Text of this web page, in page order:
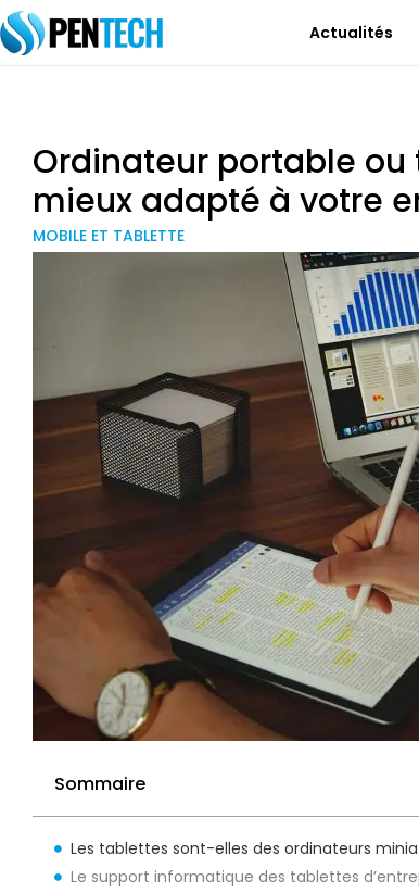
Actualités
Ordinateur portable ou
mieux adapté à votre
MOBILE ET TABLETTE
Sommaire
Les tablettes sont-elles des ordinateurs
Le support informatique des tablettes